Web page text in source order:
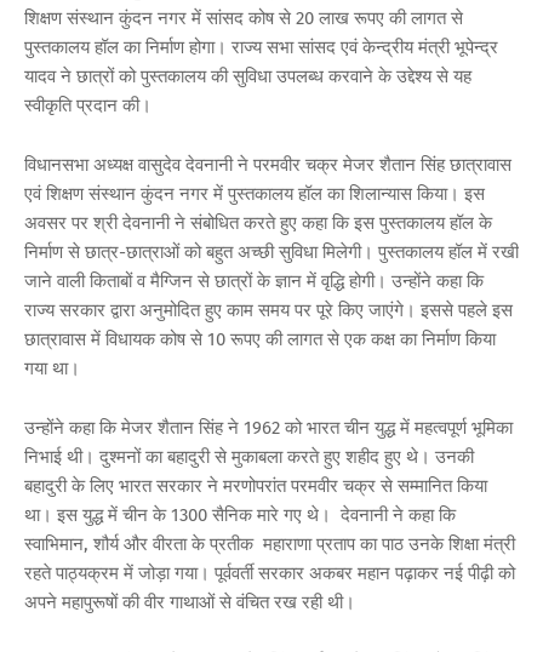
शिक्षण संस्थान कुंदन नगर में सांसद कोष से 20 लाख रूपए की लागत से
पुस्तकालय हॉल का निर्माण होगा। राज्य सभा सांसद एवं केन्द्रीय मंत्री भूपेन्द्र
यादव ने छात्रों को पुस्तकालय की सुविधा उपलब्ध करवाने के उद्देश्य से यह
स्वीकृति प्रदान की।
विधानसभा अध्यक्ष वासुदेव देवनानी ने परमवीर चक्र मेजर शैतान सिंह छात्रावास
एवं शिक्षण संस्थान कुंदन नगर में पुस्तकालय हॉल का शिलान्यास किया। इस
अवसर पर श्री देवनानी ने संबोधित करते हुए कहा कि इस पुस्तकालय हॉल के
निर्माण से छात्र-छात्राओं को बहुत अच्छी सुविधा मिलेगी। पुस्तकालय हॉल में रखी
जाने वाली किताबों व मैग्जिन से छात्रों के ज्ञान में वृद्धि होगी। उन्होंने कहा कि
राज्य सरकार द्वारा अनुमोदित हुए काम समय पर पूरे किए जाएंगे। इससे पहले इस
छात्रावास में विधायक कोष से 10 रूपए की लागत से एक कक्ष का निर्माण किया
गया था।
उन्होंने कहा कि मेजर शैतान सिंह ने 1962 को भारत चीन युद्ध में महत्वपूर्ण भूमिका
निभाई थी। दुश्मनों का बहादुरी से मुकाबला करते हुए शहीद हुए थे। उनकी
बहादुरी के लिए भारत सरकार ने मरणोपरांत परमवीर चक्र से सम्मानित किया
था। इस युद्ध में चीन के 1300 सैनिक मारे गए थे। देवनानी ने कहा कि
स्वाभिमान, शौर्य और वीरता के प्रतीक महाराणा प्रताप का पाठ उनके शिक्षा मंत्री
रहते पाठ्यक्रम में जोड़ा गया। पूर्ववर्ती सरकार अकबर महान पढ़ाकर नई पीढ़ी को
अपने महापुरूषों की वीर गाथाओं से वंचित रख रही थी।